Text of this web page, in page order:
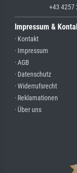
+43 4257
Impressum &
· Kontakt
· Impressum
· AGB
· Datenschutz
· Widerrufsrecht
· Reklamationen
· Über uns